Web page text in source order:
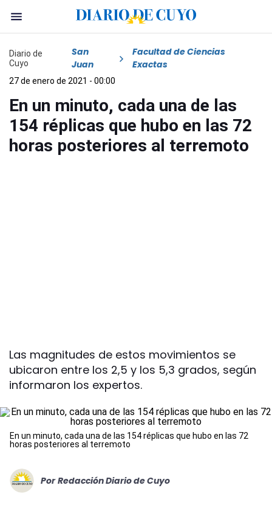
Diario de
Cuyo
San
Juan
Facultad de Ciencias
Exactas
27 de enero de 2021 - 00:00
En un minuto, cada una de las
154 réplicas que hubo en las 72
horas posteriores al terremoto
Las magnitudes de estos movimientos se
ubicaron entre los 2,5 y los 5,3 grados, según
informaron los expertos.
En un minuto, cada una de las 154 réplicas que hubo en las 72
horas posteriores al terremoto
Por Redacción Diario de Cuyo